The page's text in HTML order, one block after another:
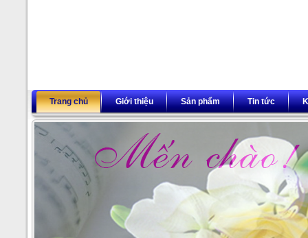
Trang chủ Giới thiệu Sản phẩm Tin tức